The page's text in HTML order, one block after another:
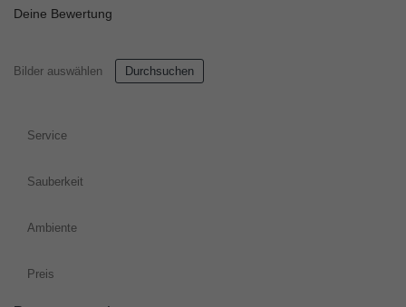
Deine Bewertung
Bilder auswählen Durchsuchen
Service
Sauberkeit
Ambiente
Preis